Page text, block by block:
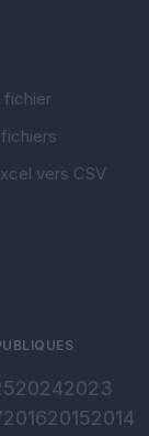
fichier
vers CSV
20242023
201620152014